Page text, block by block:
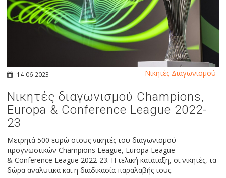
14-06-2023
Νικητές διαγωνισμού Champions,
Europa & Conference League 2022-
23
Μετρητά 500 ευρώ στους νικητές του διαγωνισμού
προγνωστικών Champions League, Europa League
& Conference League 2022-23. Η τελική κατάταξη, οι νικητές, τα
δώρα αναλυτικά και η διαδικασία παραλαβής τους.
Νικητές Διαγωνισμού